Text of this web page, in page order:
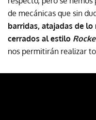
de mecánicas que sin
barridas, atajadas de
cerrados al estilo
nos permitirán realizar